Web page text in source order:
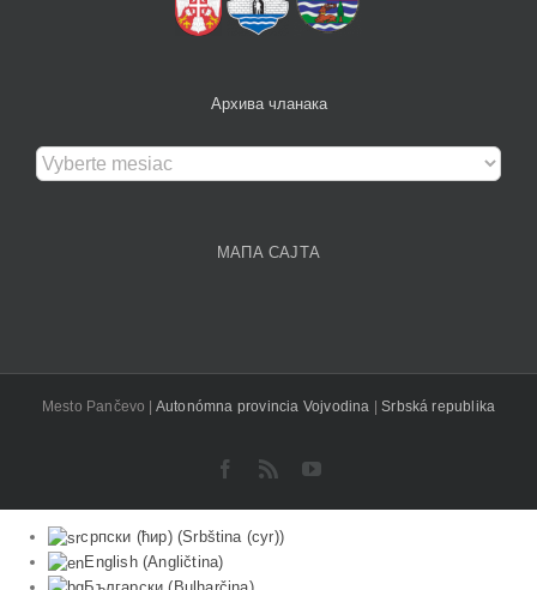
Архива чланака
Архива
чланака
МАПА САЈТА
Mesto Pančevo | Autonómna provincia Vojvodina |Srbská republika
Facebook
Rss YouTube
српски (ћир)(Srbština (cyr))
English(Angličtina)